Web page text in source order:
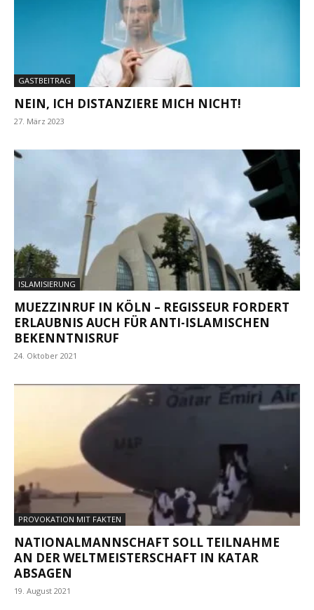
GASTBEITRAG
NEIN, ICH DISTANZIERE MICH NICHT!
27. März 2023
ISLAMISIERUNG
MUEZZINRUF IN KÖLN – REGISSEUR FORDERT
ERLAUBNIS AUCH FÜR ANTI-ISLAMISCHEN
BEKENNTNISRUF
24. Oktober 2021
PROVOKATION MIT FAKTEN
NATIONALMANNSCHAFT SOLL TEILNAHME
AN DER WELTMEISTERSCHAFT IN KATAR
ABSAGEN
19. August 2021